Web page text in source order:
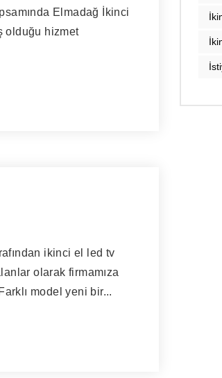
Elmadağ İkinci
olduğu hizmet
ikinci el led tv
olarak firmamıza
model yeni bir...